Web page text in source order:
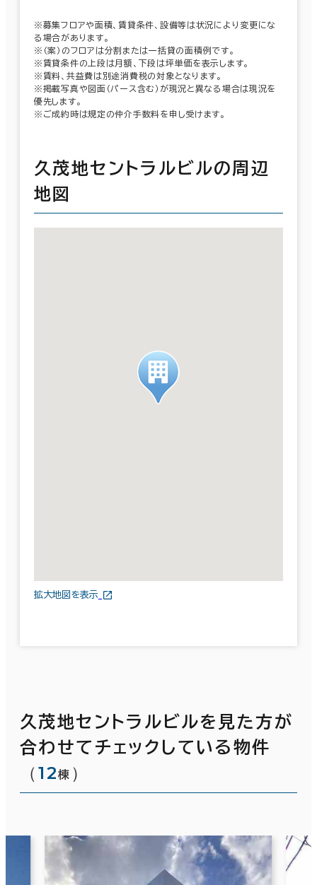
※募集フロアや面積、賃貸条件、設備等は状況により変更にな
る場合があります。
※（案）のフロアは分割または一括貸の面積例です。
※賃貸条件の上段は月額、下段は坪単価を表示します。
※賃料、共益費は別途消費税の対象となります。
※掲載写真や図面（パース含む）が現況と異なる場合は現況を
優先します。
※ご成約時は規定の仲介手数料を申し受けます。
久茂地セントラルビルの周辺
地図
拡大地図を表示
久茂地セントラルビルを見た方が
合わせてチェックしている物件
（12棟 ）